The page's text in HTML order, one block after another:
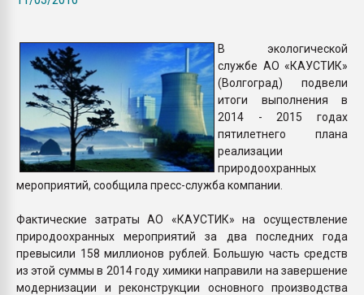
ПЕРЕЙТИ НА
В экологической
службе АО «КАУСТИК»
(Волгоград) подвели
итоги выполнения в
2014 - 2015 годах
пятилетнего плана
реализации
природоохранных
мероприятий, сообщила пресс-служба компании.
Фактические затраты АО «КАУСТИК» на осуществление
природоохранных мероприятий за два последних года
превысили 158 миллионов рублей. Большую часть средств
из этой суммы в 2014 году химики направили на завершение
модернизации и реконструкции основного производства